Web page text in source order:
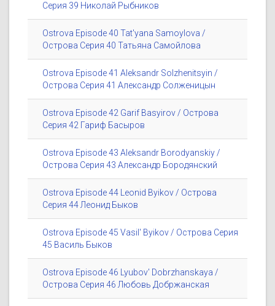
Серия 39 Николай Рыбников
Ostrova Episode 40 Tat'yana Samoylova /
Острова Серия 40 Татьяна Самойлова
Ostrova Episode 41 Aleksandr Solzhenitsyin /
Острова Серия 41 Александр Солженицын
Ostrova Episode 42 Garif Basyirov / Острова
Серия 42 Гариф Басыров
Ostrova Episode 43 Aleksandr Borodyanskiy /
Острова Серия 43 Александр Бородянский
Ostrova Episode 44 Leonid Byikov / Острова
Серия 44 Леонид Быков
Ostrova Episode 45 Vasil' Byikov / Острова Серия
45 Василь Быков
Ostrova Episode 46 Lyubov' Dobrzhanskaya /
Острова Серия 46 Любовь Добржанская